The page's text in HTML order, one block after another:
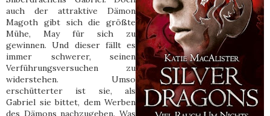
auch der attraktive Dämon
Magoth gibt sich die größte
Mühe, May für sich zu
gewinnen. Und dieser fällt es
immer schwerer, seinen
Verführungsversuchen zu
widerstehen. Umso
erschütterter ist sie, als
Gabriel sie bittet, dem Werben
des Dämons nachzugeben. Was